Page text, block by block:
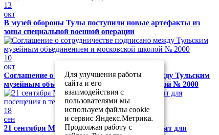
13
окт
В музей обороны Тулы поступили новые артефакты из
зоны специальной военной операции
10
окт
Соглашение о сотрудничестве подписано между Тульским
музейным объединением и московской школой № 2000
18
сен
21 сентября Музей обороны Тулы будет закрыт для
Для улучшения работы
сайта и его
взаимодействия с
пользователями мы
используем файлы cookie
и сервис Яндекс.Метрика.
Продолжая работу с